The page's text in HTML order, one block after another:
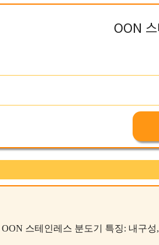
OON
스테인레스 분도기 특징: 내구성